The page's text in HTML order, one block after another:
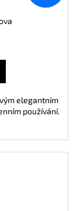
elegantním
používání.